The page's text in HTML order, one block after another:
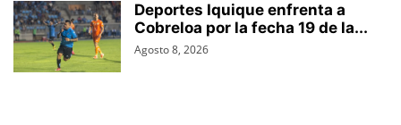
Deportes Iquique enfrenta a
Cobreloa por la fecha 19 de la...
Agosto 8, 2026